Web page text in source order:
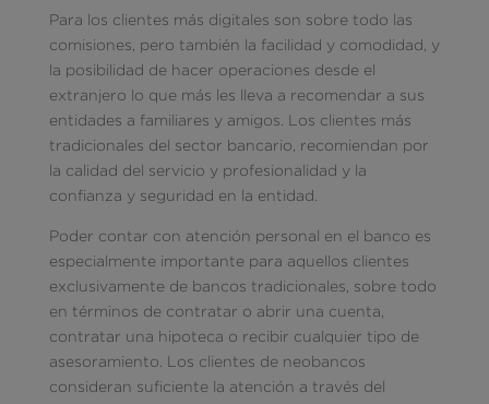
Para los clientes más digitales son sobre todo las
comisiones, pero también la facilidad y comodidad, y
la posibilidad de hacer operaciones desde el
extranjero lo que más les lleva a recomendar a sus
entidades a familiares y amigos. Los clientes más
tradicionales del sector bancario, recomiendan por
la calidad del servicio y profesionalidad y la
confianza y seguridad en la entidad.
Poder contar con atención personal en el banco es
especialmente importante para aquellos clientes
exclusivamente de bancos tradicionales, sobre todo
en términos de contratar o abrir una cuenta,
contratar una hipoteca o recibir cualquier tipo de
asesoramiento. Los clientes de neobancos
consideran suficiente la atención a través del